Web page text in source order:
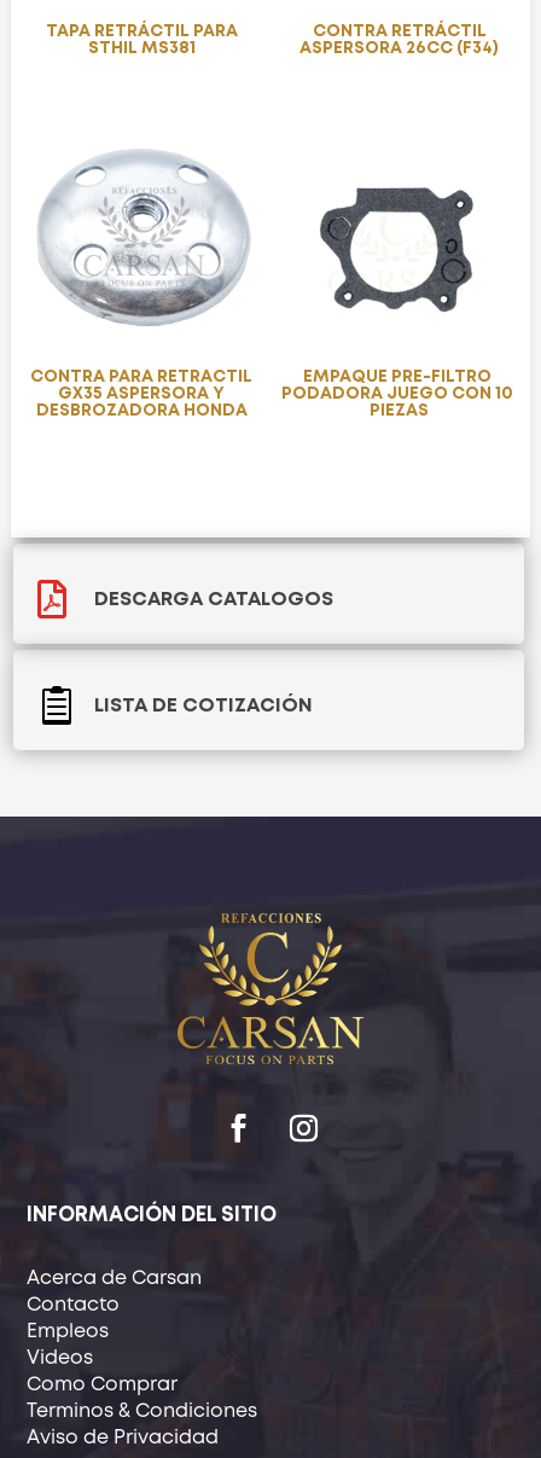
TAPA RETRÁCTIL PARA
STHIL MS381
CONTRA RETRÁCTIL
ASPERSORA 26CC (F34)
CONTRA PARA RETRACTIL
GX35 ASPERSORA Y
DESBROZADORA HONDA
EMPAQUE PRE-FILTRO
PODADORA JUEGO CON 10
PIEZAS
 DESCARGA CATALOGOS
 LISTA DE COTIZACIÓN
INFORMACIÓN DEL SITIO
Acerca de Carsan
Contacto
Empleos
Videos
Como Comprar
Terminos & Condiciones
Aviso de Privacidad